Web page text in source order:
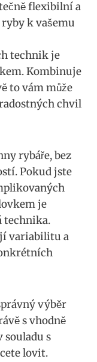
flexibilní a
k vašemu
technik je
Kombinuje‌
to ‍vám může
chvil
rybáře, bez
Pokud⁣ jste
je
technika.
variabilitu ⁢a
výběr
s vhodně
souladu s⁢
lovit.